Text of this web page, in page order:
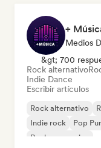
+
Medios
&gt; 700
Rock alternativo
Indie Dance
Escribir artículos
Rock alternativo
Indie rock
Pop
Rock progresivo